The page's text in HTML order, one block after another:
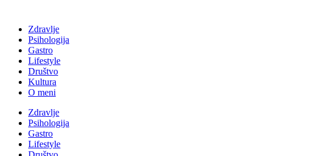
Zdravlje
Psihologija
Gastro
Lifestyle
Društvo
Kultura
O meni
Zdravlje
Psihologija
Gastro
Lifestyle